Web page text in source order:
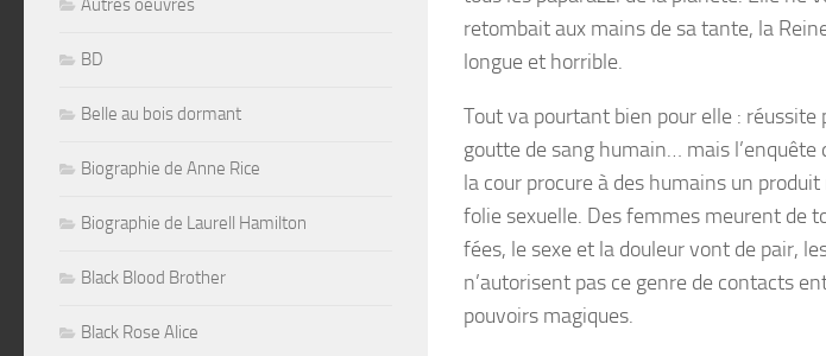
retombait aux mains de sa tante, la
longue et horrible.
Tout va pourtant bien pour elle :
goutte de sang humain… mais
la cour procure à des humains un
folie sexuelle. Des femmes meurent de
fées, le sexe et la douleur vont de pair,
n’autorisent pas ce genre de contacts
pouvoirs magiques.
BD
Belle au bois dormant
Biographie de Anne Rice
Biographie de Laurell Hamilton
Black Blood Brother
Black Rose Alice